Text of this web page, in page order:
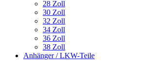
28 Zoll
30 Zoll
32 Zoll
34 Zoll
36 Zoll
38 Zoll
Anhänger / LKW-Teile